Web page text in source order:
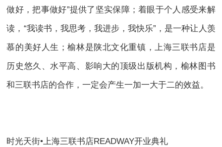
做好，把事做好”提供了坚实保障；着眼于个人感受来解
读，“我读书，我思考，我进步，我快乐”，是一种让人羡
慕的美好人生；榆林是陕北文化重镇，上海三联书店是
历史悠久、水平高、影响大的顶级出版机构，榆林图书
和三联书店的合作，一定会产生一加一大于二的效益。
时光天街•上海三联书店READWAY开业典礼